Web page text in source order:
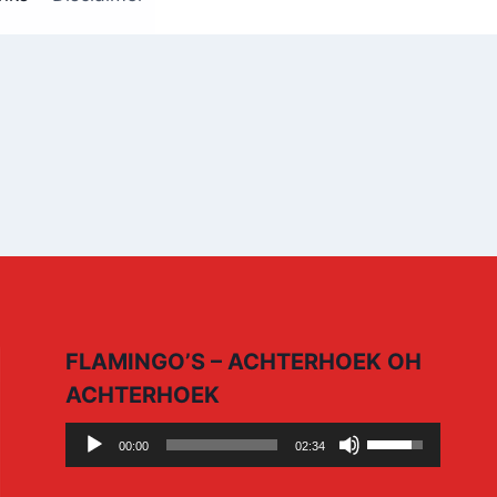
FLAMINGO’S – ACHTERHOEK OH
ACHTERHOEK
Audio
Player
00:00 02:34
Use
Up/Down